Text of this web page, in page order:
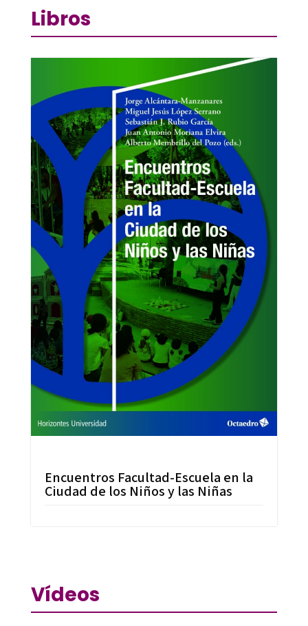
Libros
Encuentros Facultad-Escuela en la
Ciudad de los Niños y las Niñas
Vídeos